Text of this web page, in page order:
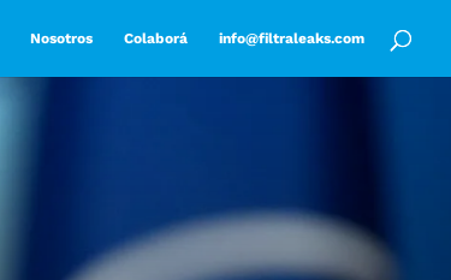
Nosotros Colaborá info@filtraleaks.com